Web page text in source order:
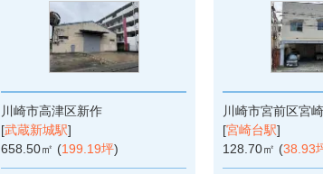
川崎市高津区新作
[武蔵新城駅]
658.50㎡ (199.19坪)
川崎市宮前区宮崎
[宮崎台駅]
128.70㎡ (38.93